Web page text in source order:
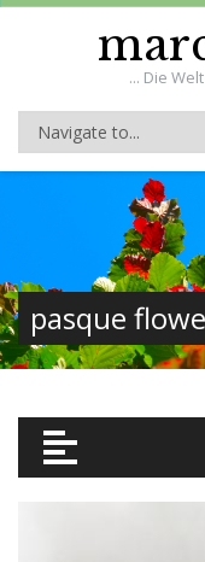
... Die
pasque